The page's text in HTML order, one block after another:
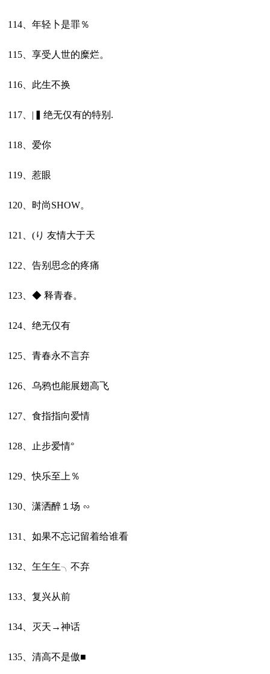
114、年轻卜是罪％
115、享受人世的糜烂。
116、此生不换
117、|▍绝无仅有的特别.
118、爱你
119、惹眼
120、时尚SHOW。
121、(り 友情大于天
122、告别思念的疼痛
123、◆ 释青春。
124、绝无仅有
125、青春永不言弃
126、乌鸦也能展翅高飞
127、食指指向爱情
128、止步爱情°
129、快乐至上％
130、潇洒醉１场 ∽
131、如果不忘记留着给谁看
132、玍玍玍╮不弃
133、复兴从前
134、灭天→神话
135、清高不是傲■